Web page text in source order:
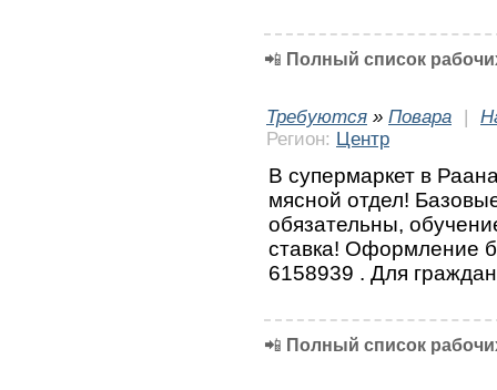
📲 Полный список
Требуются » Повара |
Регион: Центр
В супермаркет в
мясной отдел!
обязательны,
ставка! Оформление
6158939 . Для
📲 Полный список